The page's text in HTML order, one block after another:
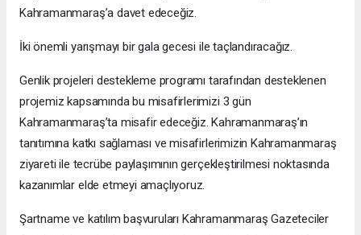
Kahramanmaraş’a davet edeceğiz.
İki önemli yarışmayı bir gala gecesi ile taçlandıracağız.
Genlik projeleri destekleme programı tarafından desteklenen
projemiz kapsamında bu misafirlerimizi 3 gün
Kahramanmaraş’ta misafir edeceğiz. Kahramanmaraş’ın
tanıtımına katkı sağlaması ve misafirlerimizin Kahramanmaraş
ziyareti ile tecrübe paylaşımının gerçekleştirilmesi noktasında
kazanımlar elde etmeyi amaçlıyoruz.
Şartname ve katılım başvuruları Kahramanmaraş Gazeteciler